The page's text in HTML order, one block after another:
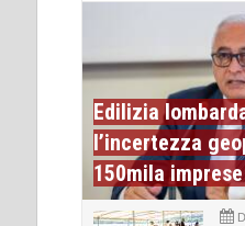
Edilizia
l’incertezza
150mila